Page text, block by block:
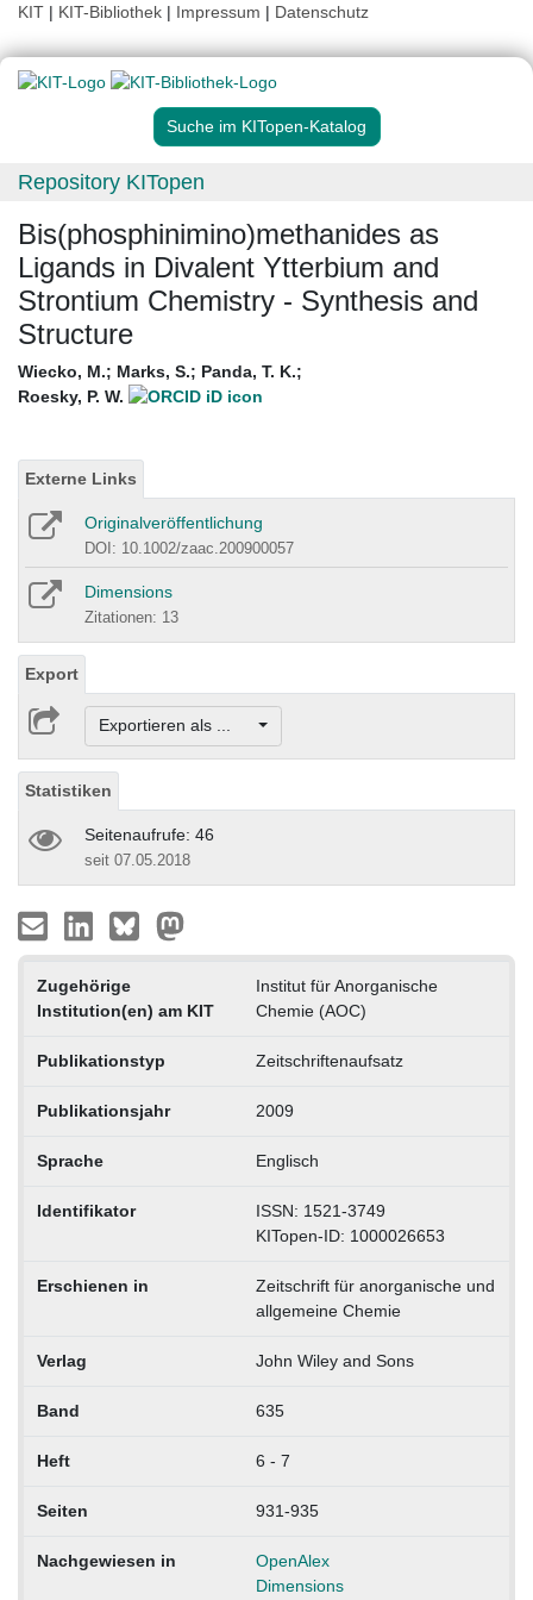
KIT | KIT-Bibliothek | Impressum | Datenschutz
Suche im KITopen-Katalog
Repository KITopen
Bis(phosphinimino)methanides as
Ligands in Divalent Ytterbium and
Strontium Chemistry - Synthesis and
Structure
Wiecko, M.; Marks, S.; Panda, T. K.;
Roesky, P. W.
Externe Links
Originalveröffentlichung
DOI: 10.1002/zaac.200900057
Dimensions
Zitationen: 13
Export
Exportieren als ...
Statistiken
Seitenaufrufe: 46
seit 07.05.2018
Zugehörige
Institution(en) am KIT
Institut für Anorganische
Chemie (AOC)
Publikationstyp Zeitschriftenaufsatz
Publikationsjahr 2009
Sprache Englisch
Identifikator
ISSN: 1521-3749
KITopen-ID: 1000026653
Erschienen in
Zeitschrift für anorganische und
allgemeine Chemie
Verlag John Wiley and Sons
Band 635
Heft 6 - 7
Seiten 931-935
Nachgewiesen in
OpenAlex
Dimensions